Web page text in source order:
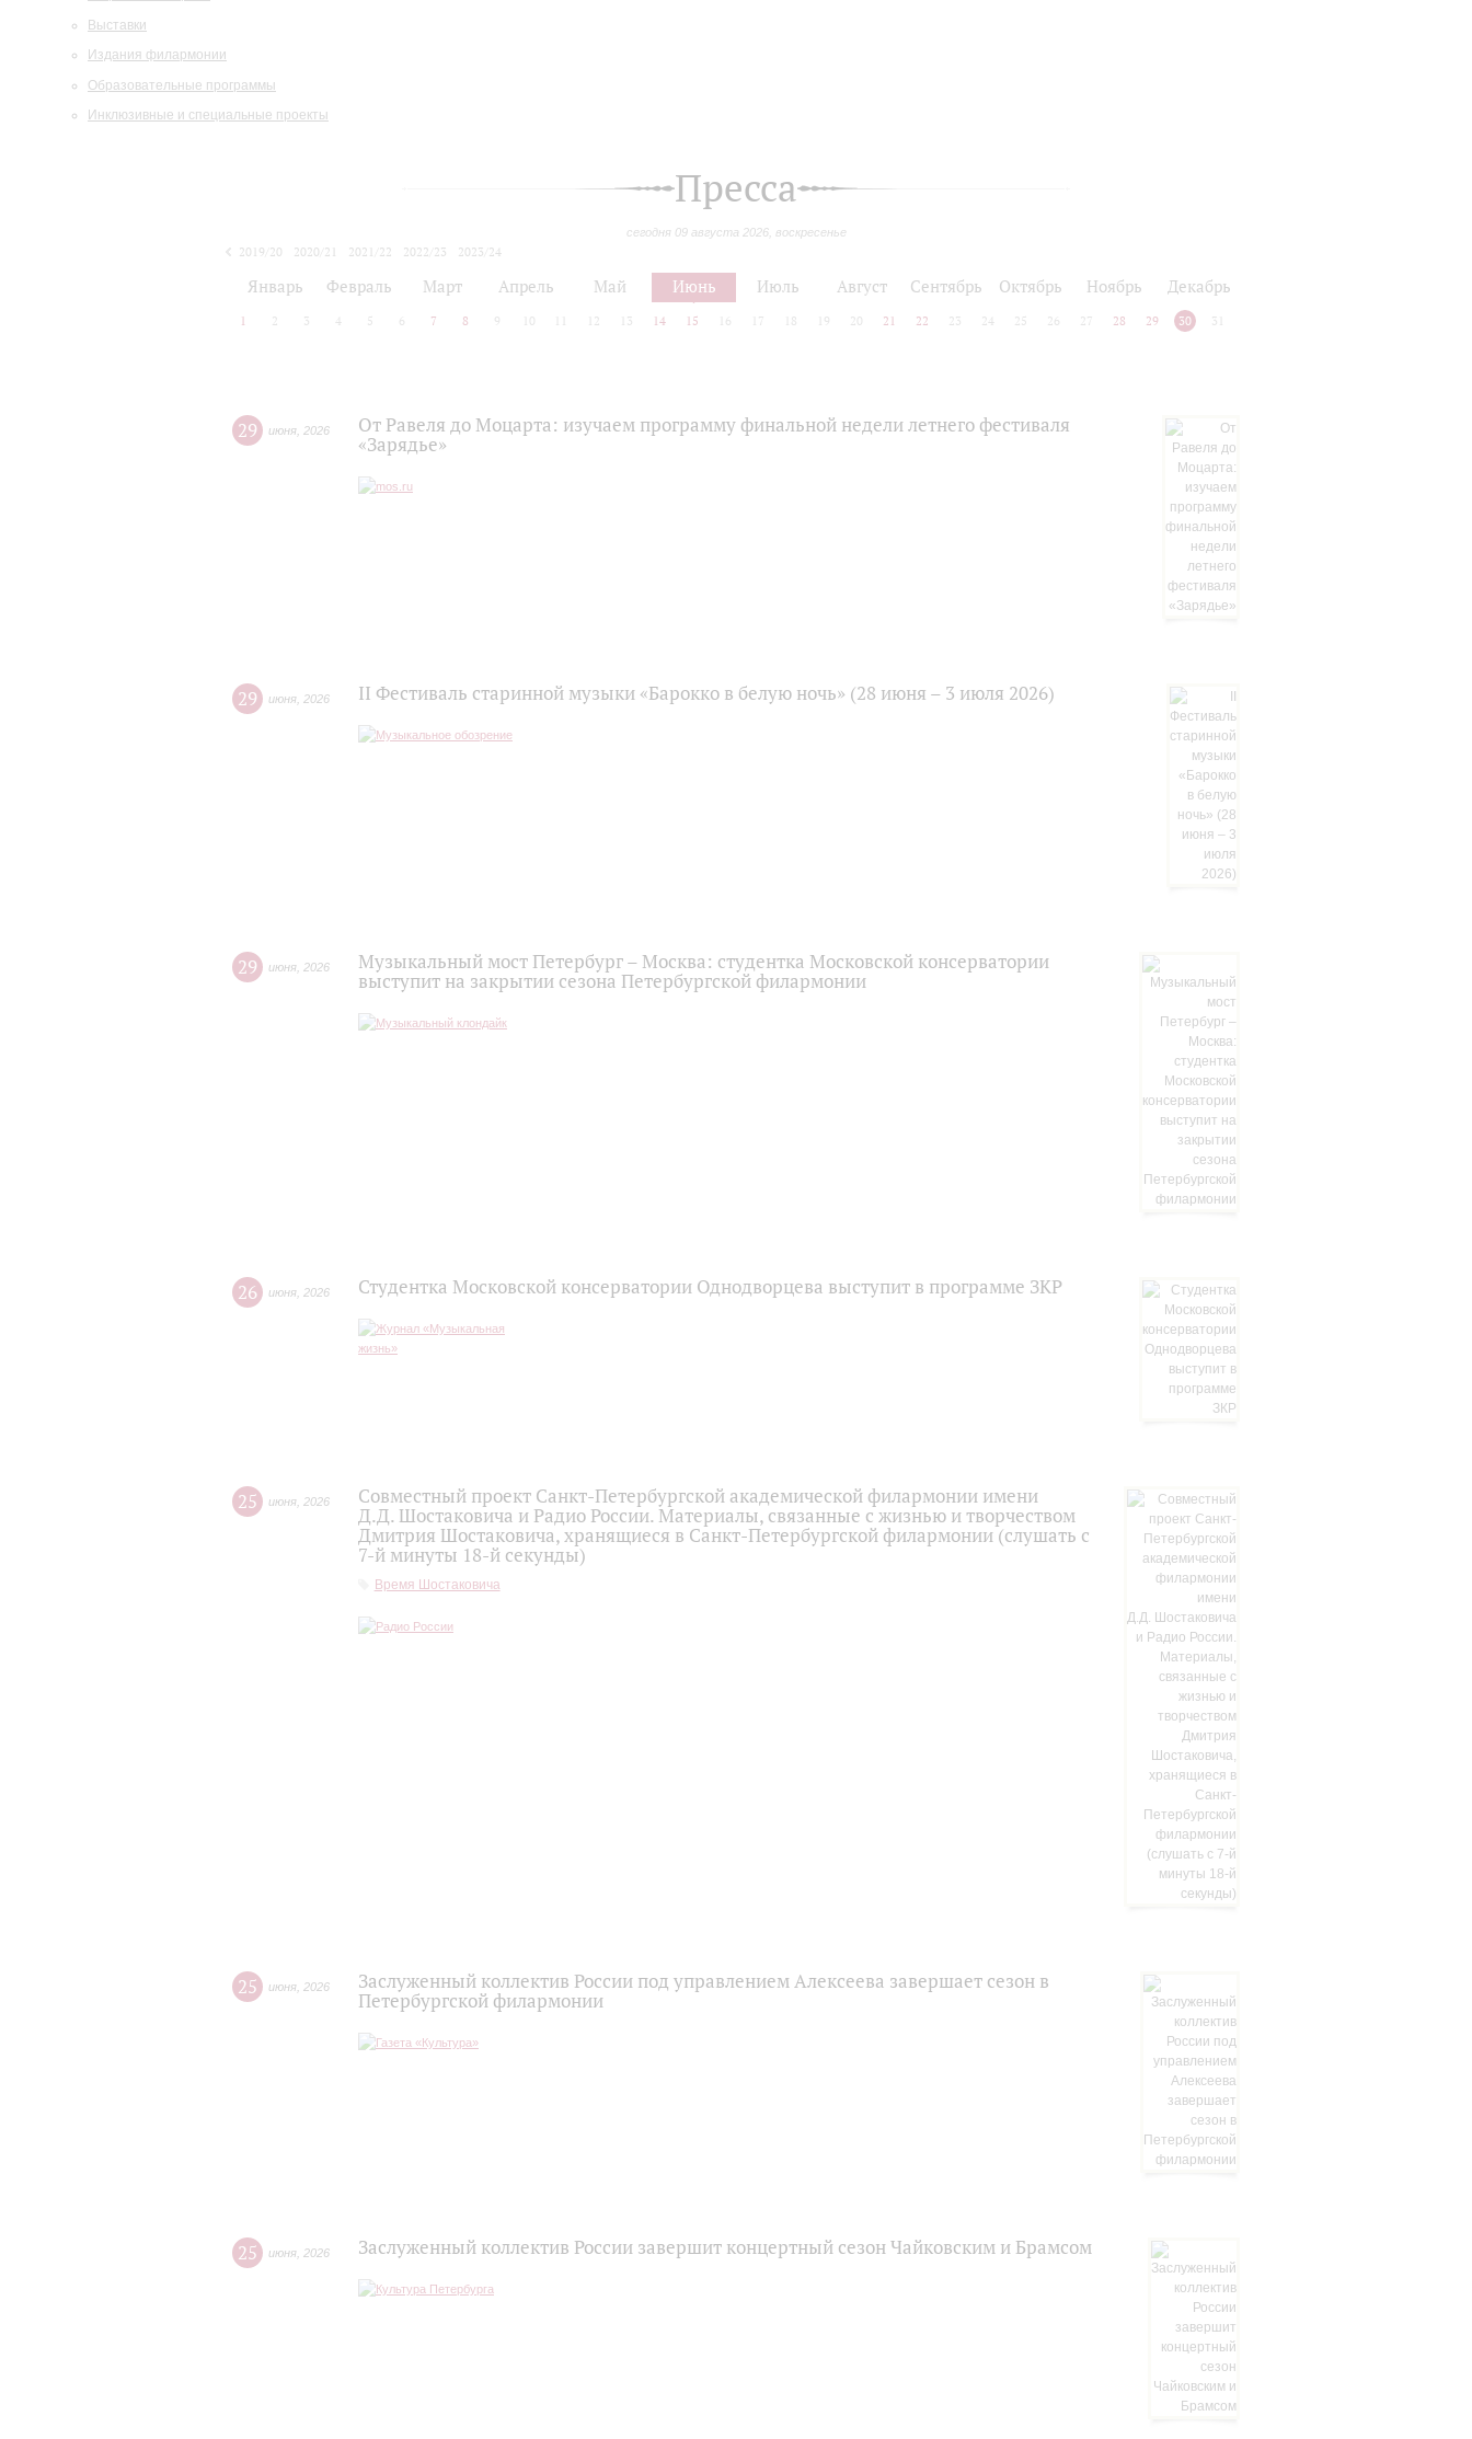
Выставки
Издания филармонии
Образовательные программы
Инклюзивные и специальные проекты
Пресса
сегодня 09 августа 2026, воскресенье
2019/20 2020/21 2021/22 2022/23
2023/24
Январь Февраль Март Апрель Май Июнь Июль Август Сентябрь Октябрь Ноябрь Декабрь
1 2 3 4 5 6 7 8 9 10 12 13 14 15 16 17 18 19 20 21 22 23 24 25 26 27 28 29 30 31
29 июня 2026
От Равеля до Моцарта: изучаем программу финальной недели летнего фестиваля
«Зарядье»
29 июня 2026 II Фестиваль старинной музыки «Барокко в белую ночь» (28 июня – 3 июля 2026)
29 июня 2026
Музыкальный мост Петербург – Москва: студентка Московской консерватории
выступит на закрытии сезона Петербургской филармонии
26 июня 2026 Студентка Московской консерватории Однодворцева выступит в программе ЗКР
25 июня 2026
Совместный проект Санкт-Петербургской академической филармонии имени
Д.Д. Шостаковича и Радио России. Материалы, связанные с жизнью и творчеством
Дмитрия Шостаковича, хранящиеся в Санкт-Петербургской филармонии (слушать с
7-й минуты 18-й секунды)
Время Шостаковича
25 июня 2026
Заслуженный коллектив России под управлением Алексеева завершает сезон в
Петербургской филармонии
25 июня 2026 Заслуженный коллектив России завершит концертный сезон Чайковским и Брамсом